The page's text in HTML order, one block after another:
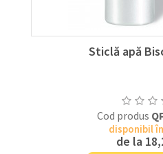
Sticlă apă
Cod produs
disponibil
de la